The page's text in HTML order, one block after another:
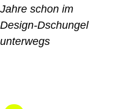
Jahre schon im
Design-Dschungel
unterwegs